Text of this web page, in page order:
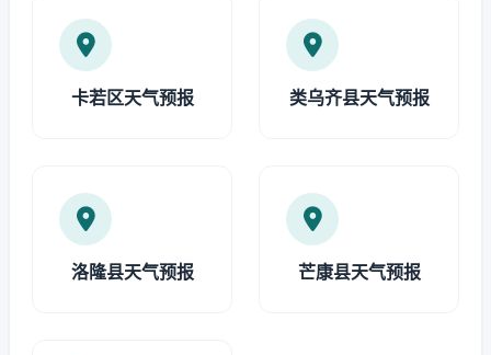
卡若区天气预报 类乌齐县天气预报
洛隆县天气预报 芒康县天气预报